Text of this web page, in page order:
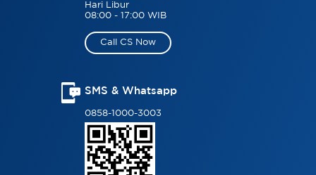
Hari Libur
08:00 - 17:00 WIB
Call CS Now
SMS & Whatsapp
0858-1000-3003